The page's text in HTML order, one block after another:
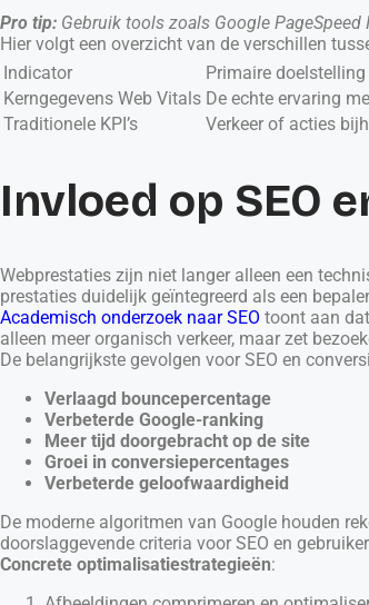
Pro tip: Gebruik tools zoals Google
Hier volgt een overzicht van de verschillen
Indicator
Primaire doelstelling
Kerngegevens Web Vitals De echte ervaring
Traditionele KPI’s
Verkeer of acties
Invloed op SEO
Webprestaties zijn niet langer alleen een
prestaties duidelijk geïntegreerd als een
Academisch onderzoek naar SEO toont aan
alleen meer organisch verkeer, maar zet
De belangrijkste gevolgen voor SEO en
Verlaagd bouncepercentage
Verbeterde Google-ranking
Meer tijd doorgebracht op de site
Groei in conversiepercentages
Verbeterde geloofwaardigheid
De moderne algoritmen van Google houden
doorslaggevende criteria voor SEO en
Concrete optimalisatiestrategieën: